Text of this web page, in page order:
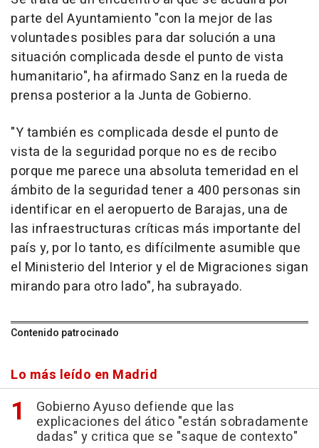
parte del Ayuntamiento "con la mejor de las
voluntades posibles para dar solución a una
situación complicada desde el punto de vista
humanitario", ha afirmado Sanz en la rueda de
prensa posterior a la Junta de Gobierno.
"Y también es complicada desde el punto de
vista de la seguridad porque no es de recibo
porque me parece una absoluta temeridad en el
ámbito de la seguridad tener a 400 personas sin
identificar en el aeropuerto de Barajas, una de
las infraestructuras críticas más importante del
país y, por lo tanto, es difícilmente asumible que
el Ministerio del Interior y el de Migraciones sigan
mirando para otro lado", ha subrayado.
Contenido patrocinado
Lo más leído en Madrid
Gobierno Ayuso defiende que las
explicaciones del ático "están sobradamente
dadas" y critica que se "saque de contexto"